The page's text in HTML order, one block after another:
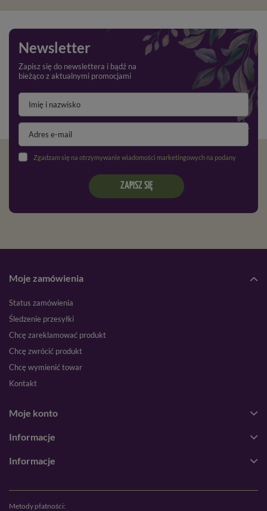
Newsletter
Zapisz się do newslettera i bądź na
bieżąco z aktualnymi promocjami
Zgadzam się na otrzymywanie wiadomości marketingowych na podany adres e-mail oraz przetwarzanie danych osobowych zgodnie z
ZAPISZ SIĘ
Moje zamówienia
Status zamówienia
Śledzenie przesyłki
Chcę zareklamować produkt
Chcę zwrócić produkt
Chcę wymienić towar
Kontakt
Moje konto
Informacje
Informacje
Metody płatności: